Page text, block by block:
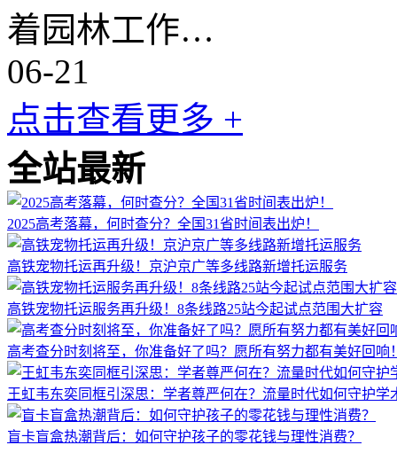
着园林工作…
06-21
点击查看更多 +
全站最新
2025高考落幕，何时查分？全国31省时间表出炉！
高铁宠物托运再升级！京沪京广等多线路新增托运服务
高铁宠物托运服务再升级！8条线路25站今起试点范围大扩容
高考查分时刻将至，你准备好了吗？愿所有努力都有美好回响
王虹韦东奕同框引深思：学者尊严何在？流量时代如何守护学
盲卡盲盒热潮背后：如何守护孩子的零花钱与理性消费？